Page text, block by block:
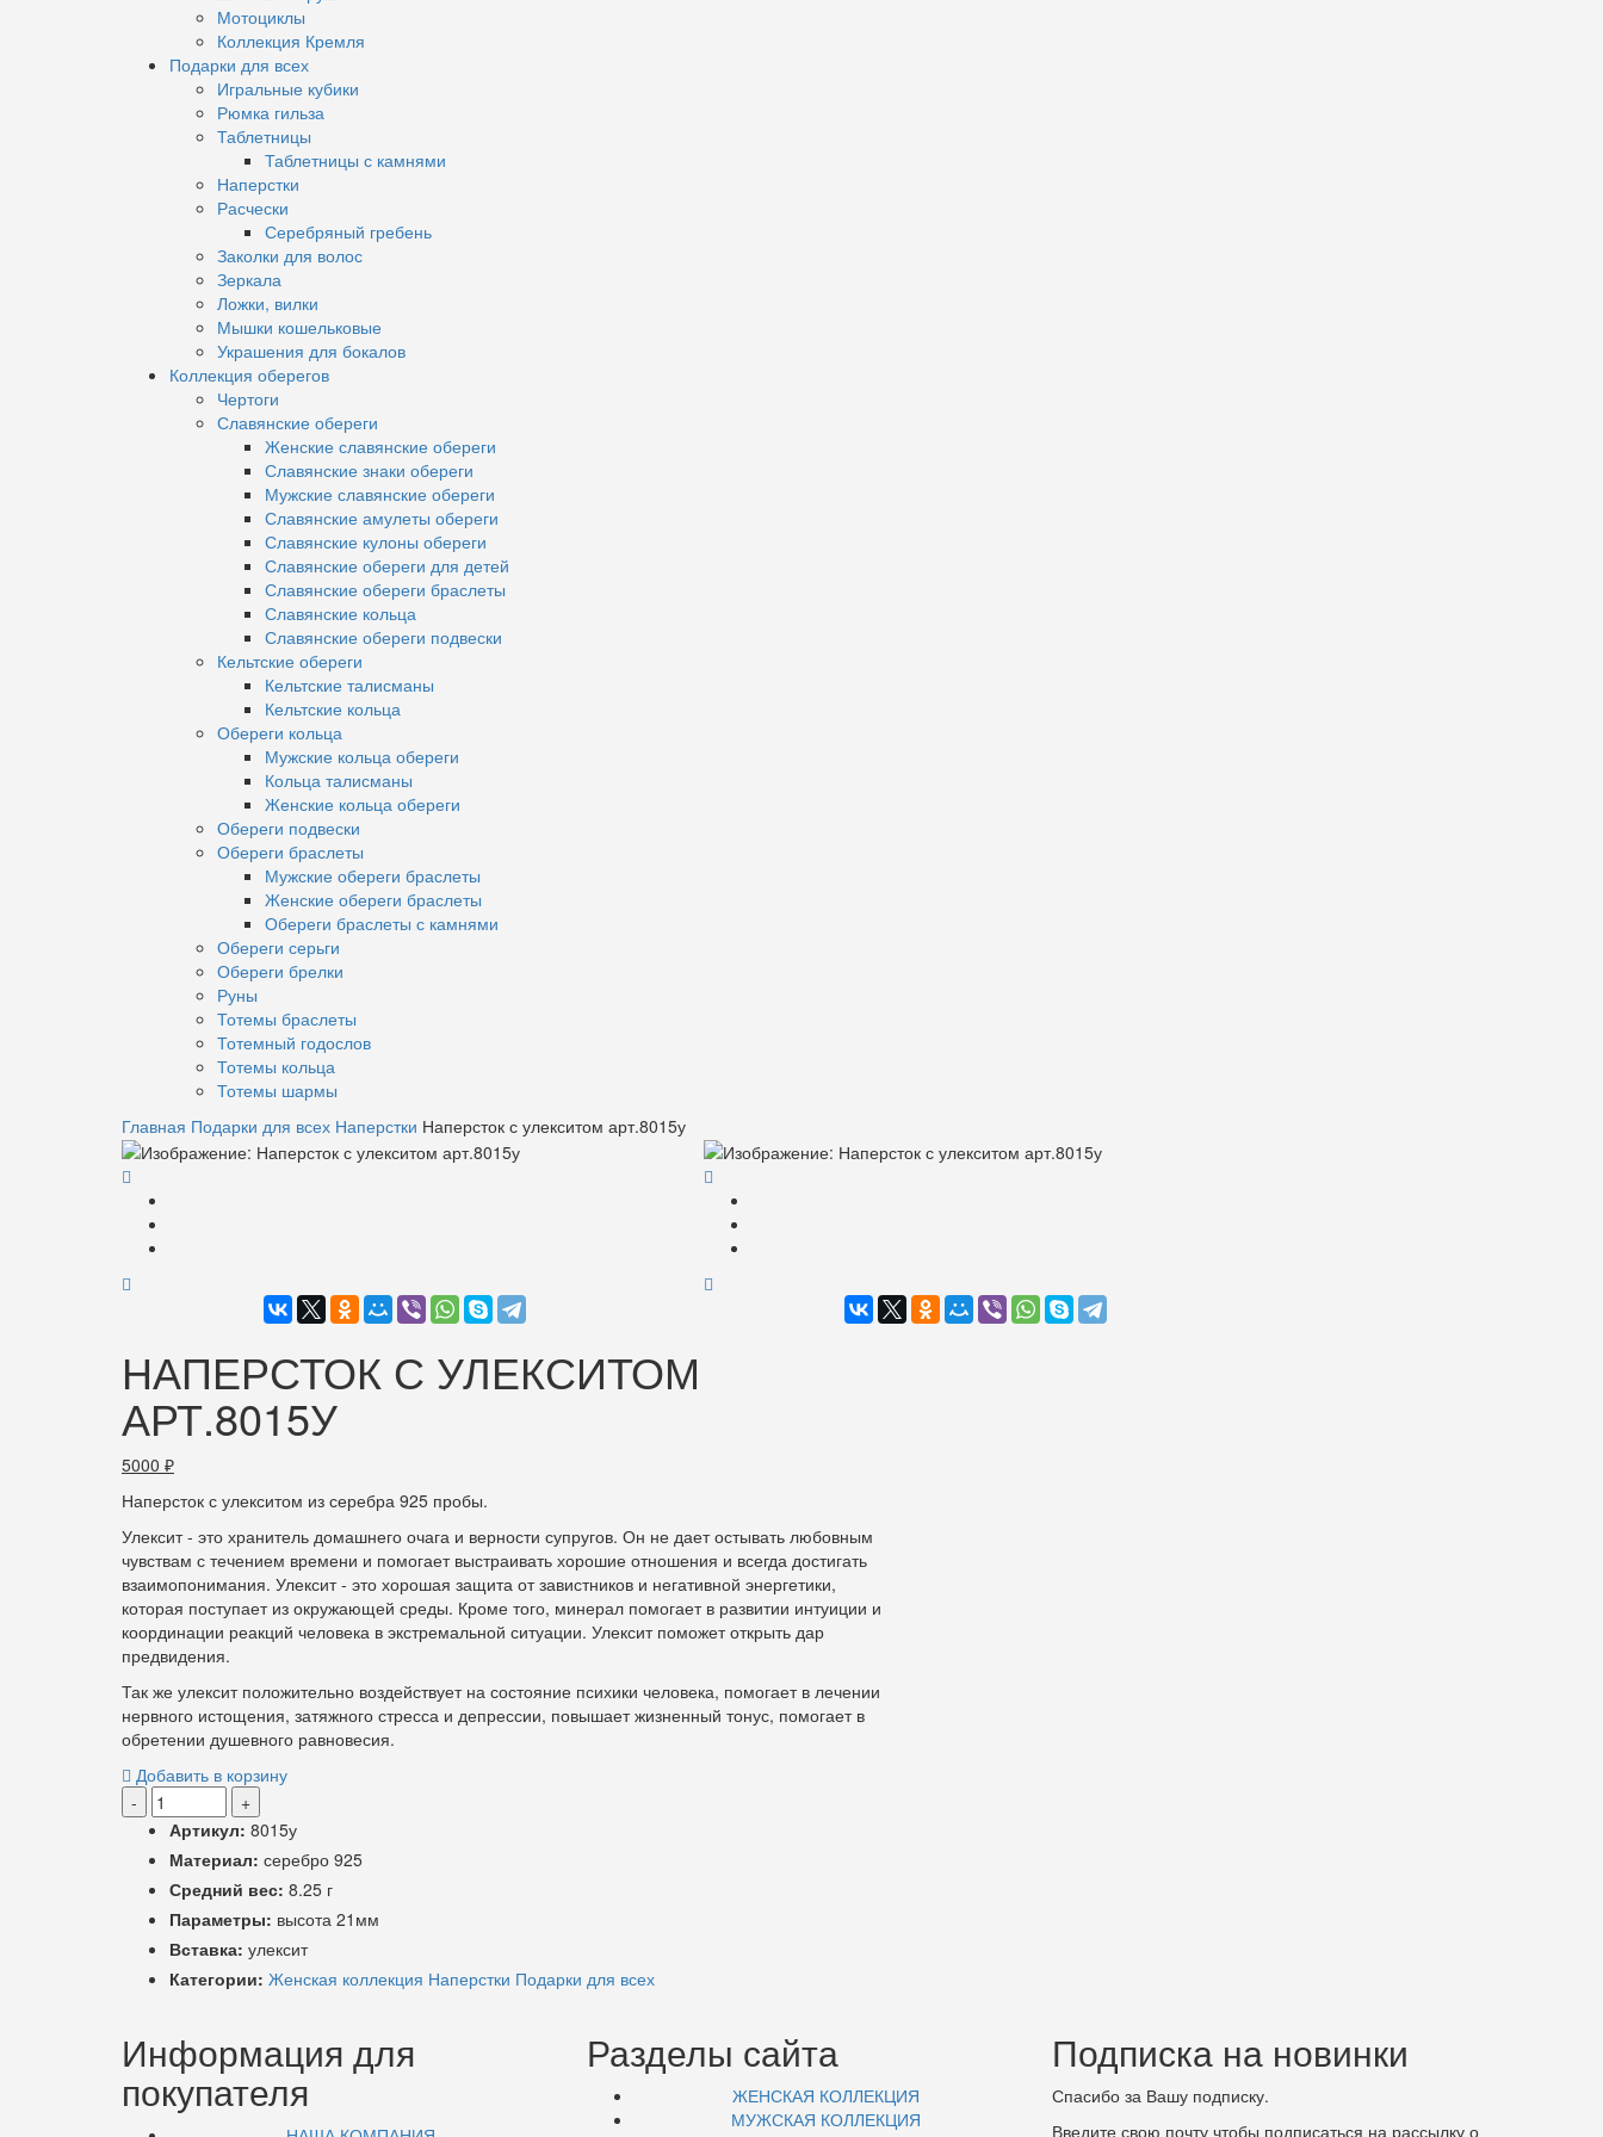
Мотоциклы
Коллекция Кремля
Подарки для всех
Игральные кубики
Рюмка гильза
Таблетницы
Таблетницы с камнями
Наперстки
Расчески
Серебряный гребень
Заколки для волос
Зеркала
Ложки, вилки
Мышки кошельковые
Украшения для бокалов
Коллекция оберегов
Чертоги
Славянские обереги
Женские славянские обереги
Славянские знаки обереги
Мужские славянские обереги
Славянские амулеты обереги
Славянские кулоны обереги
Славянские обереги для детей
Славянские обереги браслеты
Славянские кольца
Славянские обереги подвески
Кельтские обереги
Кельтские талисманы
Кельтские кольца
Обереги кольца
Мужские кольца обереги
Кольца талисманы
Женские кольца обереги
Обереги подвески
Обереги браслеты
Мужские обереги браслеты
Женские обереги браслеты
Обереги браслеты с камнями
Обереги серьги
Обереги брелки
Руны
Тотемы браслеты
Тотемный годослов
Тотемы кольца
Тотемы шармы
Главная Подарки для всех Наперстки Наперсток с улекситом арт.8015у
НАПЕРСТОК С УЛЕКСИТОМ
АРТ.8015У
5000 ₽
Наперсток с улекситом из серебра 925 пробы.
Улексит - это хранитель домашнего очага и верности супругов. Он не дает остывать любовным
чувствам с течением времени и помогает выстраивать хорошие отношения и всегда достигать
взаимопонимания. Улексит - это хорошая защита от завистников и негативной энергетики,
которая поступает из окружающей среды. Кроме того, минерал помогает в развитии интуиции и
координации реакций человека в экстремальной ситуации. Улексит поможет открыть дар
предвидения.
Так же улексит положительно воздействует на состояние психики человека, помогает в лечении
нервного истощения, затяжного стресса и депрессии, повышает жизненный тонус, помогает в
обретении душевного равновесия.
Добавить в корзину
-
+
Артикул: 8015у
Материал: серебро 925
Средний вес: 8.25 г
Параметры: высота 21мм
Вставка: улексит
Категории: Женская коллекция Наперстки Подарки для всех
Информация для
покупателя
Разделы сайта
ЖЕНСКАЯ КОЛЛЕКЦИЯ
МУЖСКАЯ КОЛЛЕКЦИЯ
Подписка на новинки
Спасибо за Вашу подписку.
Введите свою почту чтобы подписаться на рассылку о